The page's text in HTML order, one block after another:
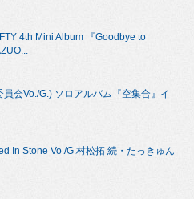
4th Mini Album 『Goodbye to
会Vo./G.) ソロアルバム『空集合』イ
In Stone Vo./G.村松拓 続・たっきゅん